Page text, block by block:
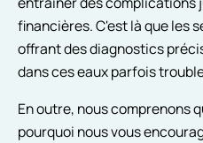
financières. C'est là que les
offrant des diagnostics
dans ces eaux parfois
En outre, nous comprenons
pourquoi nous vous